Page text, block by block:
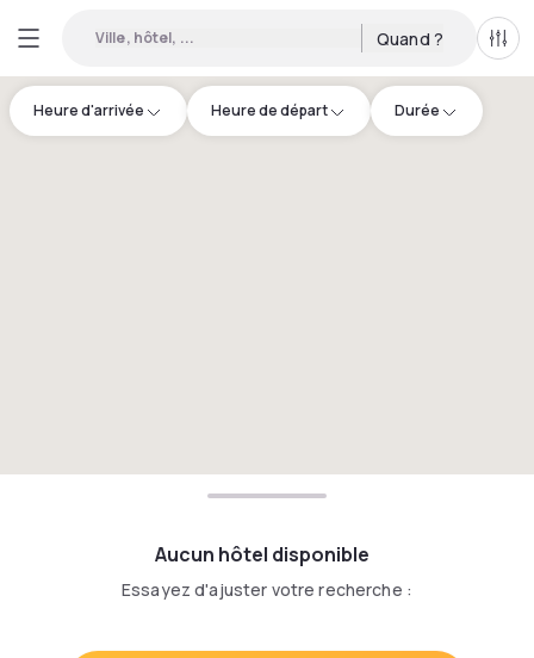
Ville, hôtel, ... Quand ?
Heure d'arrivée Heure de départ Durée
Aucun hôtel disponible
Essayez d'ajuster votre recherche :